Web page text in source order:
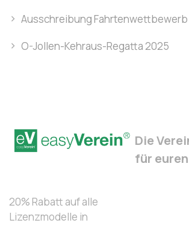
Ausschreibung
O-Jollen-Kehraus-Regatta 2025
Die
für
20% Rabatt auf alle
Lizenzmodelle in